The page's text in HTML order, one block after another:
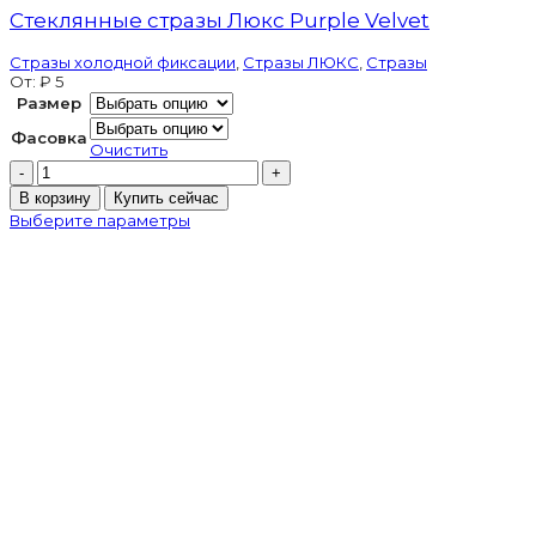
Стеклянные стразы Люкс Purple Velvet
Стразы холодной фиксации Стразы ЛЮКС Стразы
От: ₽ 5
Размер
Фасовка
Очистить
Количество
товара
Стеклянные
стразы
В корзину Купить сейчас
Выберите параметры